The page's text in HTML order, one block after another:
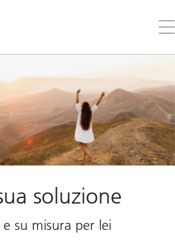
il
soluzione
su misura per lei